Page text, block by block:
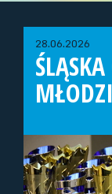
28.06.2026